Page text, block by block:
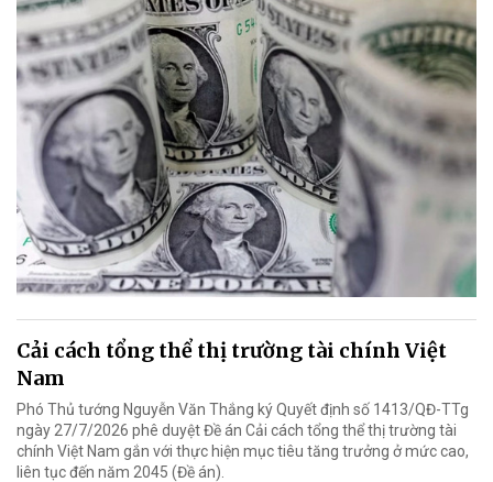
Cải cách tổng thể thị trường tài chính Việt
Nam
Phó Thủ tướng Nguyễn Văn Thắng ký Quyết định số 1413/QĐ-TTg
ngày 27/7/2026 phê duyệt Đề án Cải cách tổng thể thị trường tài
chính Việt Nam gắn với thực hiện mục tiêu tăng trưởng ở mức cao,
liên tục đến năm 2045 (Đề án).